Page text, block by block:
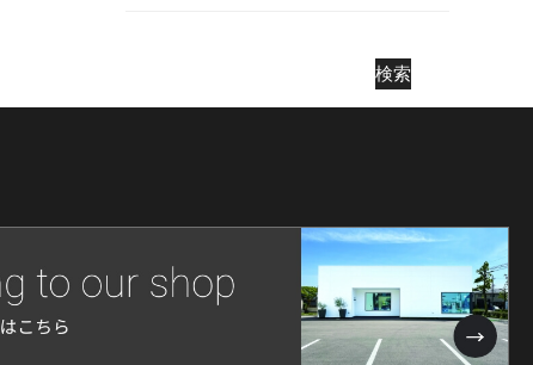
2025年2月
2024年10月
検索